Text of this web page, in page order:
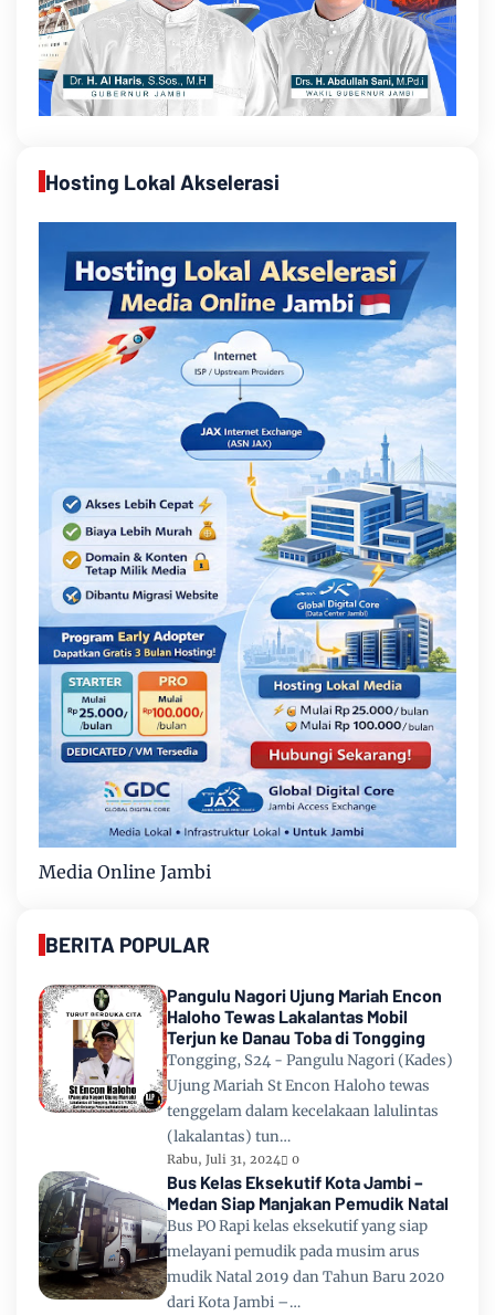
Hosting Lokal Akselerasi
Media Online Jambi
BERITA POPULAR
Pangulu Nagori Ujung Mariah Encon
Haloho Tewas Lakalantas Mobil
Terjun ke Danau Toba di Tongging
Tongging, S24 - Pangulu Nagori (Kades)
Ujung Mariah St Encon Haloho tewas
tenggelam dalam kecelakaan lalulintas
(lakalantas) tun…
Rabu, Juli 31, 2024 0
Bus Kelas Eksekutif Kota Jambi –
Medan Siap Manjakan Pemudik Natal
Bus PO Rapi kelas eksekutif yang siap
melayani pemudik pada musim arus
mudik Natal 2019 dan Tahun Baru 2020
dari Kota Jambi –…